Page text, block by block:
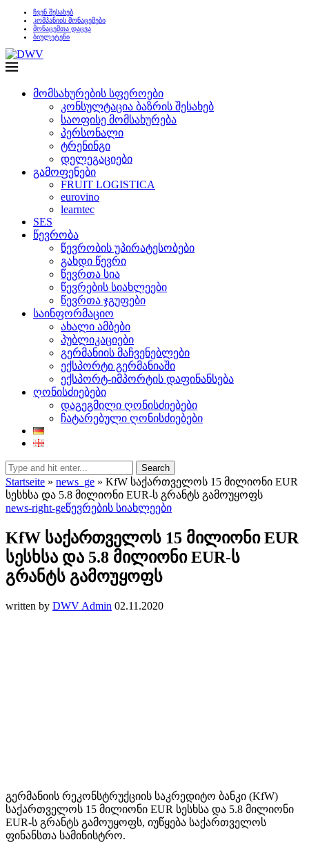
ჩვენ შესახებ
კომპანიის მონაცემები
მონაცემთა დაცვა
ბიულეტენი
მომსახურების სფეროები
კონსულტაცია ბაზრის შესახებ
საოფისე მომსახურება
პერსონალი
ტრენინგი
დელეგაციები
გამოფენები
FRUIT LOGISTICA
eurovino
learntec
SES
წევრობა
წევრობის უპირატესობები
გახდი წევრი
წევრთა სია
წევრების სიახლეები
წევრთა ჯგუფები
საინფორმაციო
ახალი ამბები
პუბლიკაციები
გერმანიის მაჩვენებლები
ექსპორტი გერმანიაში
ექსპორტ-იმპორტის დაფინანსება
ღონისძიებები
დაგეგმილი ღონისძიებები
ჩატარებული ღონისძიებები
Search
Startseite » news_ge » KfW საქართველოს 15 მილიონი EUR
სესხსა და 5.8 მილიონი EUR-ს გრანტს გამოუყოფს
news-right-geწევრების სიახლეები
KfW საქართველოს 15 მილიონი EUR
სესხსა და 5.8 მილიონი EUR-ს
გრანტს გამოუყოფს
written by DWV Admin 02.11.2020
გერმანიის რეკონსტრუქციის საკრედიტო ბანკი (KfW)
საქართველოს 15 მილიონი EUR სესხსა და 5.8 მილიონი
EUR-ს გრანტს გამოუყოფს, იუწყება საქართველოს
ფინანსთა სამინისტრო.